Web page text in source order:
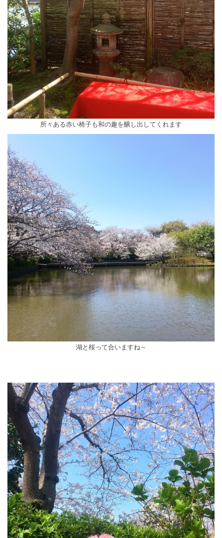
所々ある赤い椅子も和の趣を醸し出してくれます
湖と桜って合いますね～